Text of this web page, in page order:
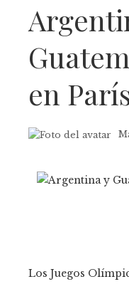
en
Los Juegos